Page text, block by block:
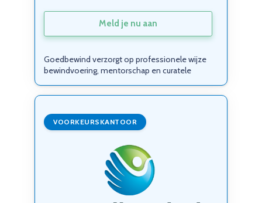
Meld je nu aan
Goedbewind verzorgt op professionele wijze
bewindvoering, mentorschap en curatele
VOORKEURSKANTOOR